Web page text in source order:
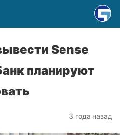
Sense
планируют
3 года назад